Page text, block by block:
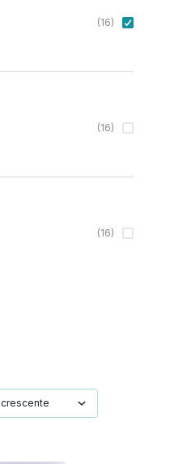
(16)
(16)
(16)